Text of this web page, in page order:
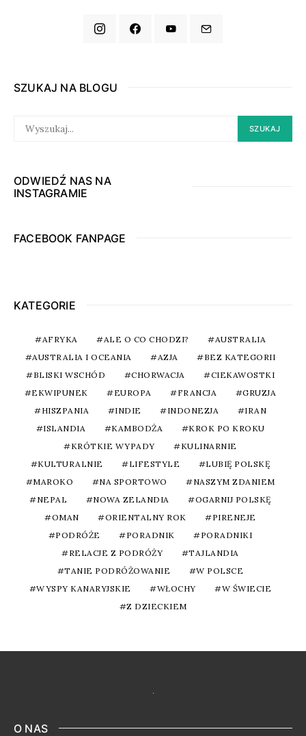
SZUKAJ NA BLOGU
FOR:
SZUKAJ
ODWIEDŹ NAS NA
INSTAGRAMIE
FACEBOOK FANPAGE
KATEGORIE
AFRYKA ALE O CO CHODZI?
AUSTRALIA
AUSTRALIA I OCEANIA
AZJA
BEZ KATEGORII
BLISKI WSCHÓD
CHORWACJA
CIEKAWOSTKI
EKWIPUNEK
EUROPA FRANCJA
GRUZJA
HISZPANIA
INDIE INDONEZJA
IRAN
ISLANDIA
KAMBODŻA
KROK PO KROKU
KRÓTKIE WYPADY
KULINARNIE
KULTURALNIE
LIFESTYLE
LUBIĘ POLSKĘ
MAROKO
NA SPORTOWO
NASZYM ZDANIEM
NEPAL
NOWA ZELANDIA
OGARNIJ POLSKĘ
OMAN
ORIENTALNY ROK
PIRENEJE
PODRÓŻE
PORADNIK
PORADNIKI
RELACJE Z PODRÓŻY
TAJLANDIA
TANIE PODRÓŻOWANIE
W POLSCE
WYSPY KANARYJSKIE
WŁOCHY
W ŚWIECIE
Z DZIECKIEM
O NAS